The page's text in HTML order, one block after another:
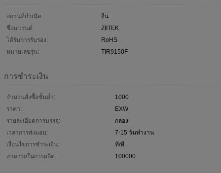
สถานที่กำเนิด:
จีน
ชื่อแบรนด์:
ZIITEK
ได้รับการรับรอง:
RoHS
หมายเลขรุ่น:
TIR9150F
การชำระเงิน
จำนวนสั่งซื้อขั้นต่ำ:
1000
ราคา:
EXW
รายละเอียดการบรรจุ:
กล่อง
เวลาการส่งมอบ:
7-15 วันทำงาน
เงื่อนไขการชำระเงิน:
ที/ที
สามารถในการผลิต:
100000